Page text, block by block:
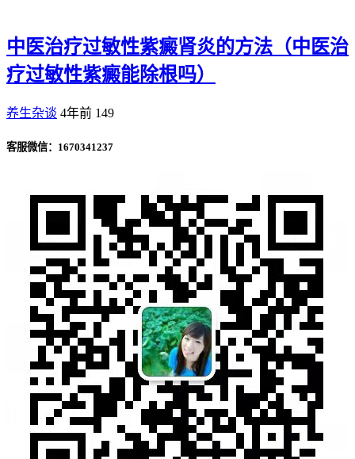
中医治疗过敏性紫癜肾炎的方法（中医治
疗过敏性紫癜能除根吗）
养生杂谈 4年前 149
客服微信：1670341237